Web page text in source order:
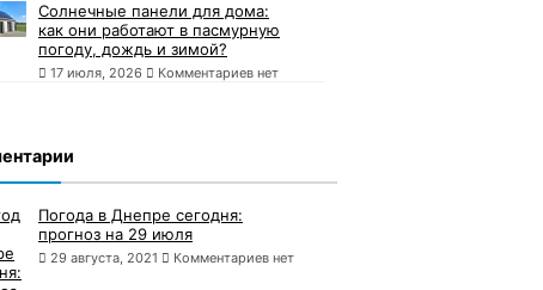
Солнечные панели для дома:
как они работают в пасмурную
погоду, дождь и зимой?
17 июля, 2026 Комментариев нет
Погода в Днепре сегодня:
прогноз на 29 июля
29 августа, 2021 Комментариев нет